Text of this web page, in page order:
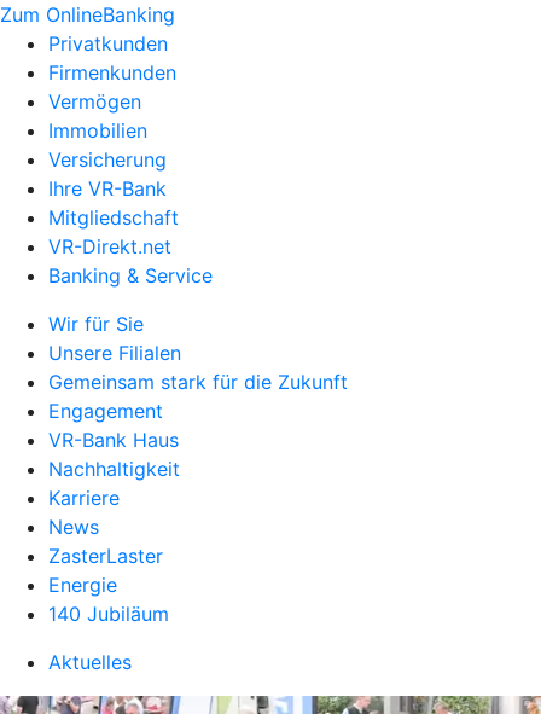
Zum OnlineBanking
Privatkunden
Firmenkunden
Vermögen
Immobilien
Versicherung
Ihre VR-Bank
Mitgliedschaft
VR-Direkt.net
Banking & Service
Wir für Sie
Unsere Filialen
Gemeinsam stark für die Zukunft
Engagement
VR-Bank Haus
Nachhaltigkeit
Karriere
News
ZasterLaster
Energie
140 Jubiläum
Aktuelles